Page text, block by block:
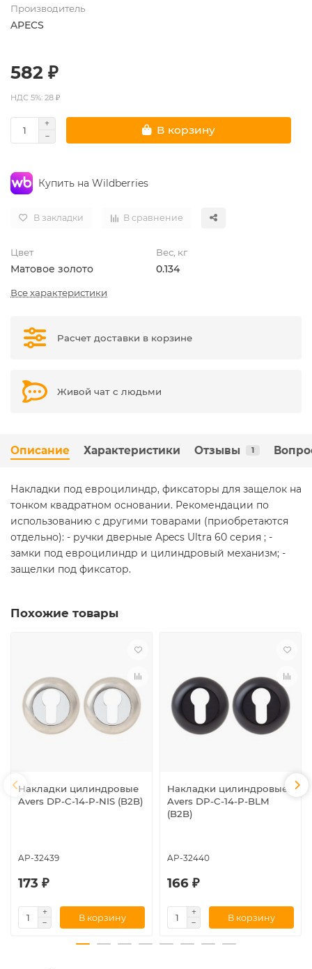
Производитель
APECS
582 ₽
НДС 5%: 28 ₽
В корзину
Купить на Wildberries
В закладки В сравнение
Цвет
Матовое золото
Вес, кг
0.134
Все характеристики
Расчет доставки в корзине
Живой чат с людьми
Описание Характеристики Отзывы 1
Накладки под евроцилиндр, фиксаторы для защелок на
тонком квадратном основании. Рекомендации по
использованию с другими товарами (приобретаются
отдельно): - ручки дверные Apecs Ultra 60 серия ; -
замки под евроцилиндр и цилиндровый механизм; -
защелки под фиксатор.
Похожие товары
Накладки цилиндровые
Avers DP-C-14-P-NIS (B2B)
AP-32439
173 ₽
В корзину
Накладки цилиндровые
Avers DP-C-14-P-BLM
(B2B)
AP-32440
166 ₽
В корзину